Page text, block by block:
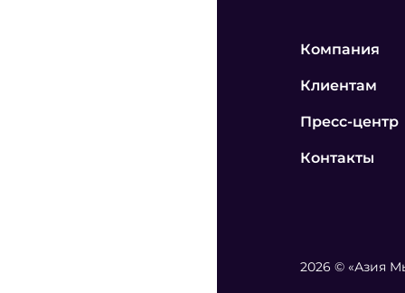
Компания
Клиентам
Пресс-центр
Контакты
2026 © «Азия